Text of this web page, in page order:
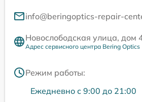
info@beringoptics-repair-
Новослободская улица, дом
Адрес сервисного центра Bering Optics
Режим работы:
Ежедневно с 9:00 до 21:00